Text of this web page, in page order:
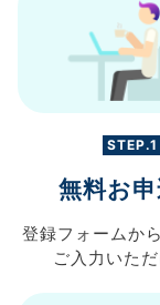
STEP.1
無料お
登録フォームから
ご入力 いた